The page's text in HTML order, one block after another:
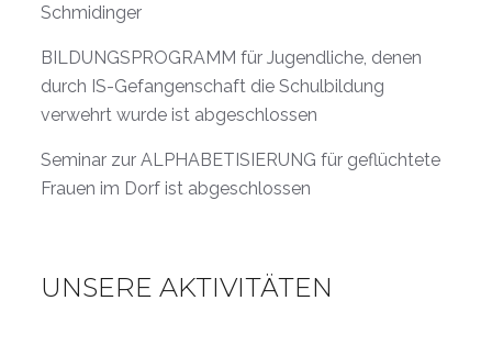
Schmidinger
BILDUNGSPROGRAMM für Jugendliche, denen
durch IS-Gefangenschaft die Schulbildung
verwehrt wurde ist abgeschlossen
Seminar zur ALPHABETISIERUNG für geflüchtete
Frauen im Dorf ist abgeschlossen
UNSERE AKTIVITÄTEN